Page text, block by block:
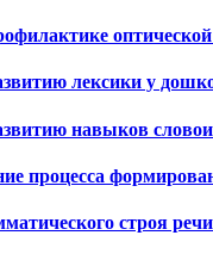
лексики у
навыков
процесса
строя